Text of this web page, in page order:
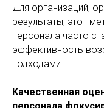
Для организаций,
результаты, этот
персонала часто
эффективность
подходами.
Качественная